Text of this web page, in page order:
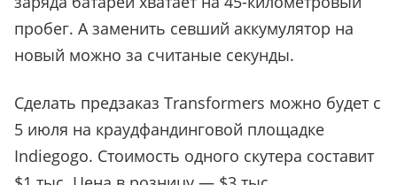
пробег. А заменить севший аккумулятор на
новый можно за считаные секунды.
Сделать предзаказ Transformers можно будет с
5 июля на краудфандинговой площадке
Indiegogo. Стоимость одного скутера составит